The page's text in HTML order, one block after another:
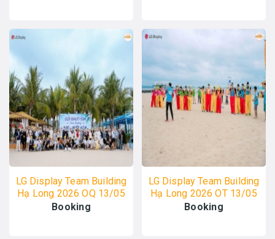
LG Display Team Building
Hạ Long 2026 OQ 13/05
- ALO TOUR
Booking
LG Display Team Building
Hạ Long 2026 OT 13/05
- ALO TOUR
Booking